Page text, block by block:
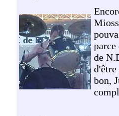
parce
de
d'être
bon,